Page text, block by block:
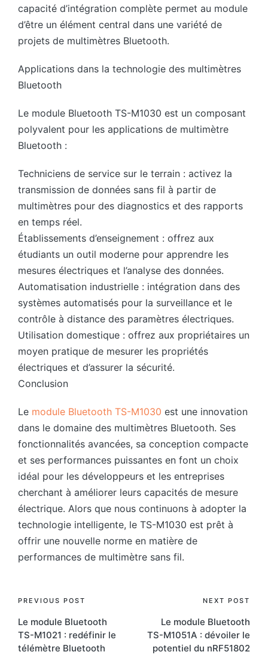
capacité d’intégration complète permet au module
d’être un élément central dans une variété de
projets de multimètres Bluetooth.
Applications dans la technologie des multimètres
Bluetooth
Le module Bluetooth TS-M1030 est un composant
polyvalent pour les applications de multimètre
Bluetooth :
Techniciens de service sur le terrain : activez la
transmission de données sans fil à partir de
multimètres pour des diagnostics et des rapports
en temps réel.
Établissements d’enseignement : offrez aux
étudiants un outil moderne pour apprendre les
mesures électriques et l’analyse des données.
Automatisation industrielle : intégration dans des
systèmes automatisés pour la surveillance et le
contrôle à distance des paramètres électriques.
Utilisation domestique : offrez aux propriétaires un
moyen pratique de mesurer les propriétés
électriques et d’assurer la sécurité.
Conclusion
Le module Bluetooth TS-M1030 est une innovation
dans le domaine des multimètres Bluetooth. Ses
fonctionnalités avancées, sa conception compacte
et ses performances puissantes en font un choix
idéal pour les développeurs et les entreprises
cherchant à améliorer leurs capacités de mesure
électrique. Alors que nous continuons à adopter la
technologie intelligente, le TS-M1030 est prêt à
offrir une nouvelle norme en matière de
performances de multimètre sans fil.
Post
navigation
PREVIOUS POST
Le module Bluetooth
TS-M1021 : redéfinir le
télémètre Bluetooth
NEXT POST
Le module Bluetooth
TS-M1051A : dévoiler le
potentiel du nRF51802